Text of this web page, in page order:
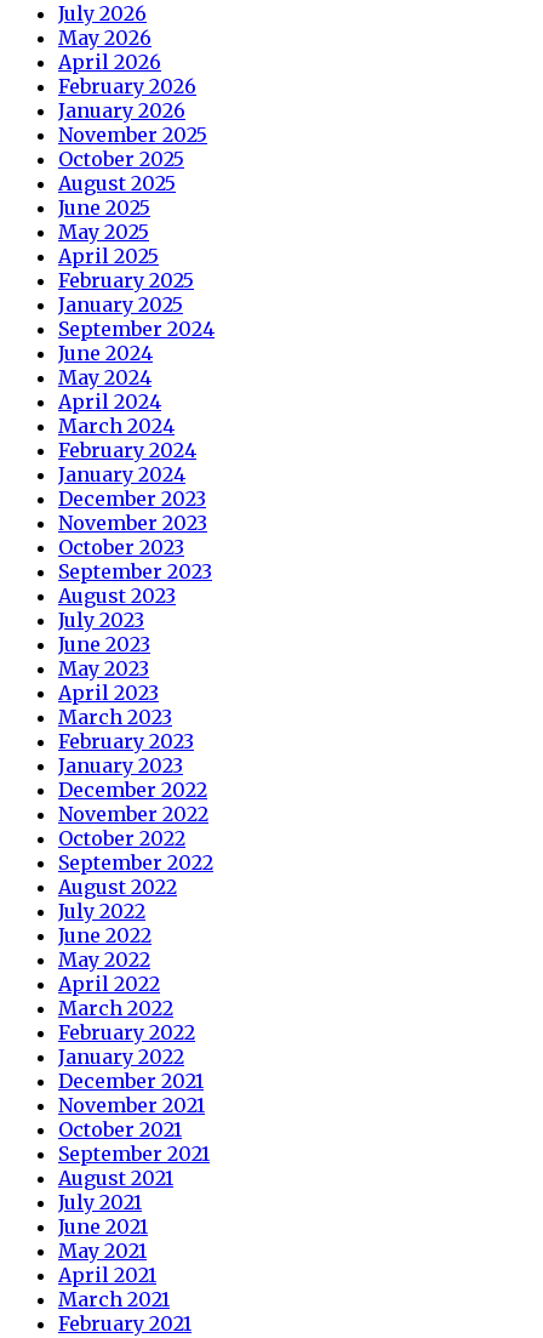
July 2026
May 2026
April 2026
February 2026
January 2026
November 2025
October 2025
August 2025
June 2025
May 2025
April 2025
February 2025
January 2025
September 2024
June 2024
May 2024
April 2024
March 2024
February 2024
January 2024
December 2023
November 2023
October 2023
September 2023
August 2023
July 2023
June 2023
May 2023
April 2023
March 2023
February 2023
January 2023
December 2022
November 2022
October 2022
September 2022
August 2022
July 2022
June 2022
May 2022
April 2022
March 2022
February 2022
January 2022
December 2021
November 2021
October 2021
September 2021
August 2021
July 2021
June 2021
May 2021
April 2021
March 2021
February 2021